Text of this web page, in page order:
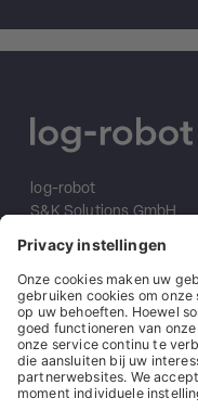
log-robot
S&K Solutions GmbH
94032 Passau
+49 (0) 851/2009 30 10
info@log-robot.com
Oplossingen
Over ons
Impressum